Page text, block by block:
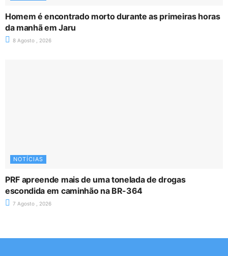
Homem é encontrado morto durante as primeiras horas
da manhã em Jaru
8 Agosto , 2026
NOTÍCIAS
PRF apreende mais de uma tonelada de drogas
escondida em caminhão na BR-364
7 Agosto , 2026